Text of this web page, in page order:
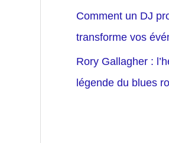
Comment un DJ
transforme vos
Rory Gallagher :
légende du blues